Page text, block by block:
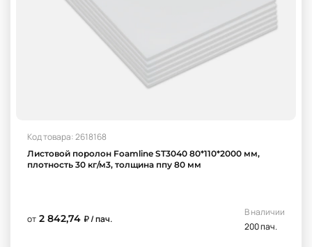
Код товара: 2618168
Листовой поролон Foamline ST3040 80*110*2000 мм,
плотность 30 кг/м3, толщина ппу 80 мм
от 2 842,74 ₽ / пач.
В наличии
200 пач.